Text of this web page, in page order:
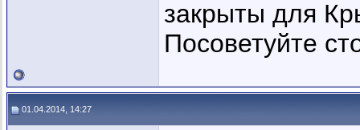
закрыты для
Посоветуйте
01.04.2014, 14:27